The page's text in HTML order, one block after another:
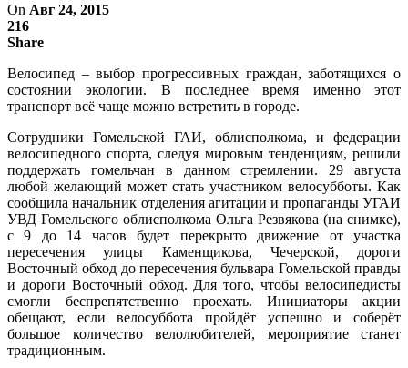
On Авг 24, 2015
216
Share
Велосипед – выбор прогрессивных граждан, заботящихся о
состоянии экологии. В последнее время именно этот
транспорт всё чаще можно встретить в городе.
Сотрудники Гомельской ГАИ, облисполкома, и федерации
велосипедного спорта, следуя мировым тенденциям, решили
поддержать гомельчан в данном стремлении. 29 августа
любой желающий может стать участником велосубботы. Как
сообщила начальник отделения агитации и пропаганды УГАИ
УВД Гомельского облисполкома Ольга Резвякова (на снимке),
с 9 до 14 часов будет перекрыто движение от участка
пересечения улицы Каменщикова, Чечерской, дороги
Восточный обход до пересечения бульвара Гомельской правды
и дороги Восточный обход. Для того, чтобы велосипедисты
смогли беспрепятственно проехать. Инициаторы акции
обещают, если велосуббота пройдёт успешно и соберёт
большое количество велолюбителей, мероприятие станет
традиционным.